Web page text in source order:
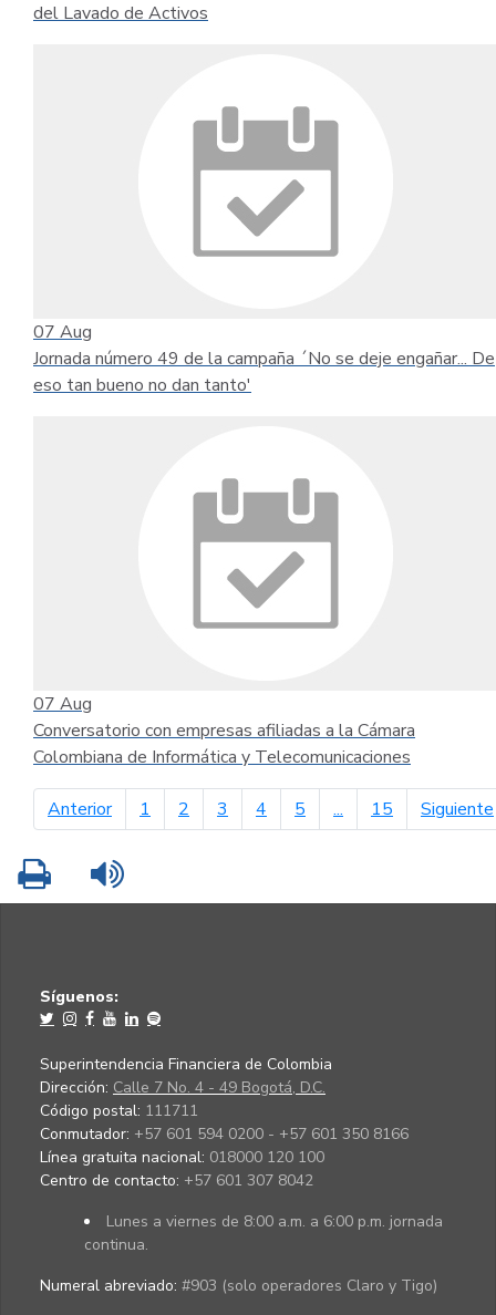
del Lavado de Activos
07 Aug
Jornada número 49 de la campaña ´No se deje engañar... De
eso tan bueno no dan tanto'
07 Aug
Conversatorio con empresas afiliadas a la Cámara
Colombiana de Informática y Telecomunicaciones
Anteriorpágina anterior
1 2 3 4 5 ... 15 Siguiente
Imprimir
Síguenos:
Superintendencia Financiera de Colombia
Dirección: Calle 7 No. 4 - 49 Bogotá, D.C.
Código postal: 111711
Conmutador: +57 601 594 0200 - +57 601 350 8166
Línea gratuita nacional: 018000 120 100
Centro de contacto: +57 601 307 8042
Lunes a viernes de 8:00 a.m. a 6:00 p.m. jornada
continua.
Numeral abreviado: #903 (solo operadores Claro y Tigo)